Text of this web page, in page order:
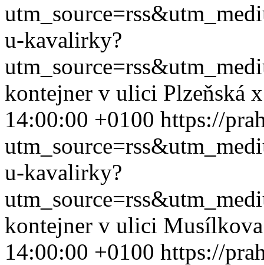
u-kavalirky?
kontejner v ulici Plzeňská
14:00:00 +0100 https://
u-kavalirky?
kontejner v ulici
14:00:00 +0100 https://